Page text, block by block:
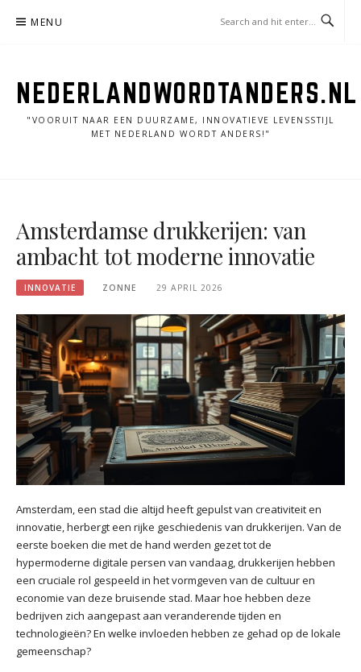
MENU
NEDERLANDWORDTANDERS.NL
"VOORUIT NAAR EEN DUURZAME, INNOVATIEVE LEVENSSTIJL
MET NEDERLAND WORDT ANDERS!"
Amsterdamse drukkerijen: van
ambacht tot moderne innovatie
INNOVATIE ZONNE 29 APRIL 2026
Amsterdam, een stad die altijd heeft gepulst van creativiteit en
innovatie, herbergt een rijke geschiedenis van drukkerijen. Van de
eerste boeken die met de hand werden gezet tot de
hypermoderne digitale persen van vandaag, drukkerijen hebben
een cruciale rol gespeeld in het vormgeven van de cultuur en
economie van deze bruisende stad. Maar hoe hebben deze
bedrijven zich aangepast aan veranderende tijden en
technologieën? En welke invloeden hebben ze gehad op de lokale
gemeenschap?